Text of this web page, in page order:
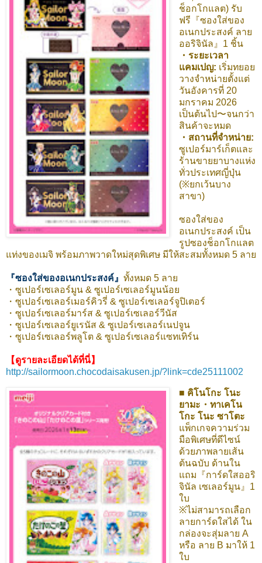
ช็อกโกแลต) รับ
ฟรี『ซองใส่ของ
อเนกประสงค์ ลาย
ออริจินัล』1 ชิ้น
・ระยะเวลา
แคมเปญ: เริ่มทยอย
วางจำหน่ายตั้งแต่
วันอังคารที่ 20
มกราคม 2026
เป็นต้นไป〜จนกว่า
สินค้าจะหมด
・สถานที่จำหน่าย:
ซูเปอร์มาร์เก็ตและ
ร้านขายยาบางแห่ง
ทั่วประเทศญี่ปุ่น
(※ยกเว้นบาง
สาขา)
ซองใส่ของ
อเนกประสงค์ เป็น
รูปซองช็อกโกแลต
แท่งของเมจิ พร้อมภาพวาดใหม่สุดพิเศษ มีให้สะสมทั้งหมด 5 ลาย
『ซองใส่ของอเนกประสงค์』 ทั้งหมด 5 ลาย
・ซูเปอร์เซเลอร์มูน & ซูเปอร์เซเลอร์มูนน้อย
・ซูเปอร์เซเลอร์เมอร์คิวรี่ & ซูเปอร์เซเลอร์จูปิเตอร์
・ซูเปอร์เซเลอร์มาร์ส & ซูเปอร์เซเลอร์วีนัส
・ซูเปอร์เซเลอร์ยูเรนัส & ซูเปอร์เซเลอร์เนปจูน
・ซูเปอร์เซเลอร์พลูโต & ซูเปอร์เซเลอร์แซทเทิร์น
【ดูรายละเอียดได้ที่นี่】
http://sailormoon.chocodaisakusen.jp/?link=cde25111002
■ คิโนโกะ โนะ
ยามะ・ทาเคโน
โกะ โนะ ซาโตะ
แพ็กเกจความร่วม
มือพิเศษที่ดีไซน์
ด้วยภาพลายเส้น
ต้นฉบับ ด้านใน
แถม『การ์ดใสออริ
จินัล เซเลอร์มูน』1
ใบ
※ไม่สามารถเลือก
ลายการ์ดใสได้ ใน
กล่องจะสุ่มลาย A
หรือ ลาย B มาให้ 1
ใบ